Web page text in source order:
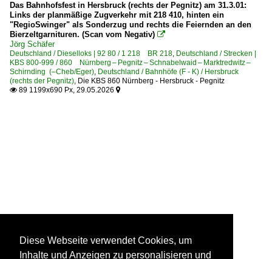
Das Bahnhofsfest in Hersbruck (rechts der Pegnitz) am 31.3.01:
Links der planmäßige Zugverkehr mit 218 410, hinten ein
"RegioSwinger" als Sonderzug und rechts die Feiernden an den
Bierzeltgarnituren. (Scan vom Negativ) 
Jörg Schäfer
Deutschland / Dieselloks | 92 80 / 1 218 BR 218, Deutschland / Strecken |
KBS 800-999 / 860 Nürnberg – Pegnitz – Schnabelwaid – Marktredwitz –
Schirnding (–Cheb/Eger), Deutschland / Bahnhöfe (F - K) / Hersbruck
(rechts der Pegnitz), Die KBS 860 Nürnberg - Hersbruck - Pegnitz
 89 1199x690 Px, 29.05.2026 
Diese Webseite verwendet Cookies, um
Inhalte und Anzeigen zu personalisieren und